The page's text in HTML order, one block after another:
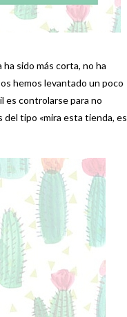
sido más corta, no ha
hemos levantado un poco
es controlarse para no
del tipo «mira esta tienda, es